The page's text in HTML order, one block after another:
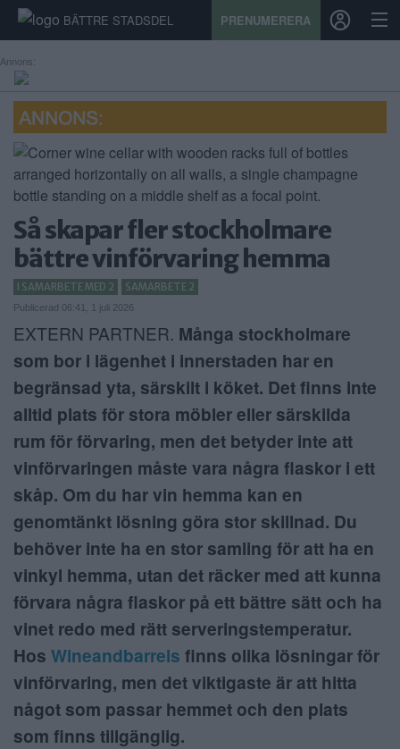
BÄTTRE STADSDEL PRENUMERERA
START
STADSDEL
PRENUMERATION
SPORT
ÅSIKTER
KALENDER
SAMARBETEN
ANNONSERA
NÄRINGSLIV
MER
Annons:
Så skapar fler stockholmare
bättre vinförvaring hemma
I SAMARBETE MED 2 SAMARBETE 2
Publicerad 06:41, 1 juli 2026
EXTERN PARTNER. Många stockholmare
som bor i lägenhet i innerstaden har en
begränsad yta, särskilt i köket. Det finns inte
alltid plats för stora möbler eller särskilda
rum för förvaring, men det betyder inte att
vinförvaringen måste vara några flaskor i ett
skåp. Om du har vin hemma kan en
genomtänkt lösning göra stor skillnad. Du
behöver inte ha en stor samling för att ha en
vinkyl hemma, utan det räcker med att kunna
förvara några flaskor på ett bättre sätt och ha
vinet redo med rätt serveringstemperatur.
Hos Wineandbarrels finns olika lösningar för
vinförvaring, men det viktigaste är att hitta
något som passar hemmet och den plats
som finns tillgänglig.